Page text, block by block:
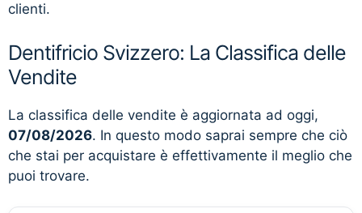
clienti.
Dentifricio Svizzero: La Classifica delle
Vendite
La classifica delle vendite è aggiornata ad oggi,
07/08/2026. In questo modo saprai sempre che ciò
che stai per acquistare è effettivamente il meglio che
puoi trovare.